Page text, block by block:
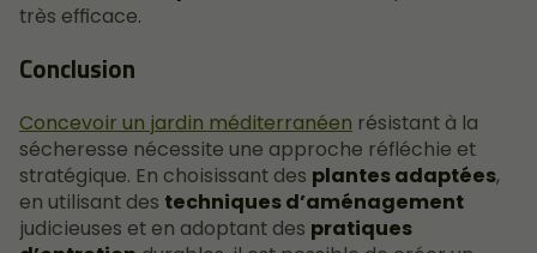
très efficace.
Conclusion
Concevoir un jardin méditerranéen résistant à la
sécheresse nécessite une approche réfléchie et
stratégique. En choisissant des plantes adaptées,
en utilisant des techniques d’aménagement
judicieuses et en adoptant des pratiques